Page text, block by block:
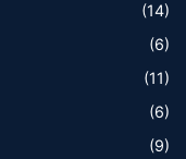
(14)
(6)
(11)
(6)
(9)